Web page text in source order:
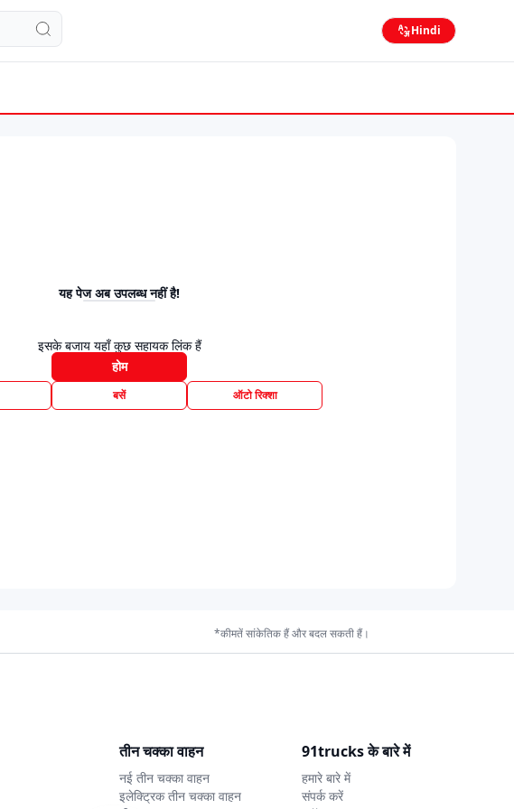
Hindi
यह पेज अब उपलब्ध नहीं है!
इसके बजाय यहाँ कुछ सहायक लिंक हैं
होम
बसें ऑटो रिक्शा
*कीमतें सांकेतिक हैं और बदल सकती हैं।
तीन चक्का वाहन
नई तीन चक्का वाहन
इलेक्ट्रिक तीन चक्का वाहन
91trucks के बारे में
हमारे बारे में
संपर्क करें